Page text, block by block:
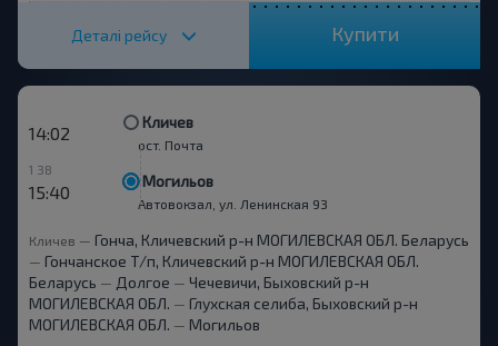
Деталі рейсу Купити
14:02
Кличев
ост. Почта
1 38
15:40
Могильов
Автовокзал, ул. Ленинская 93
Кличев — Гонча, Кличевский р-н МОГИЛЕВСКАЯ ОБЛ. Беларусь
— Гончанское Т/п, Кличевский р-н МОГИЛЕВСКАЯ ОБЛ.
Беларусь — Долгое — Чечевичи, Быховский р-н
МОГИЛЕВСКАЯ ОБЛ. — Глухская селиба, Быховский р-н
МОГИЛЕВСКАЯ ОБЛ. — Могильов